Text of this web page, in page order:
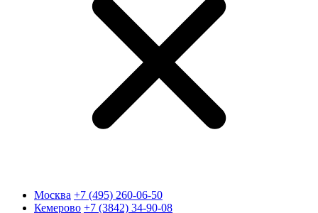
Москва +7 (495) 260-06-50
Кемерово +7 (3842) 34-90-08